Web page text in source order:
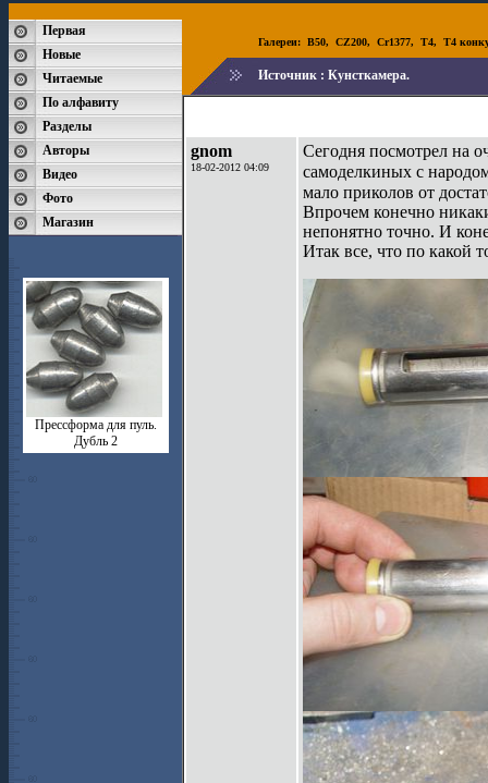
Первая
Новые
Читаемые
По алфавиту
Разделы
Авторы
Видео
Фото
Магазин
Прессформа для пуль.
Дубль 2
Галереи: B50, CZ200, Cr1377, T4, T4
Источник : Кунсткамера.
gnom
18-02-2012 04:09
Сегодня посмотрел на
самоделкиных с
мало приколов от
Впрочем конечно
непонятно точно. И
Итак все, что по какой